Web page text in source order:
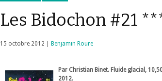
Les Bidochon #21
15 octobre 2012 | Benjamin Roure
Par Christian Binet. Fluide glacial,
2012.